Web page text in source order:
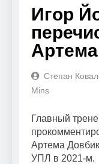
Игор
Степан
Mins
Главный
Артема
УПЛ в 2021-м.